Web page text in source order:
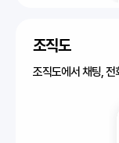
조직도
조직도에서 채팅, 전